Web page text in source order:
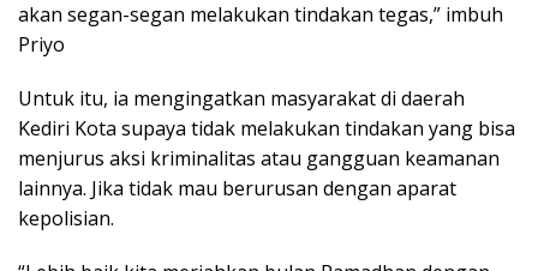
akan segan-segan melakukan tindakan tegas,” imbuh
Priyo
Untuk itu, ia mengingatkan masyarakat di daerah
Kediri Kota supaya tidak melakukan tindakan yang bisa
menjurus aksi kriminalitas atau gangguan keamanan
lainnya. Jika tidak mau berurusan dengan aparat
kepolisian.